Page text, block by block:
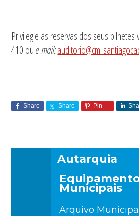
Privilegie as reservas dos seus
410 oue-mail:auditorio@cm-
Share Share Pin
Autarquia
Municipais
Arquivo Municipal